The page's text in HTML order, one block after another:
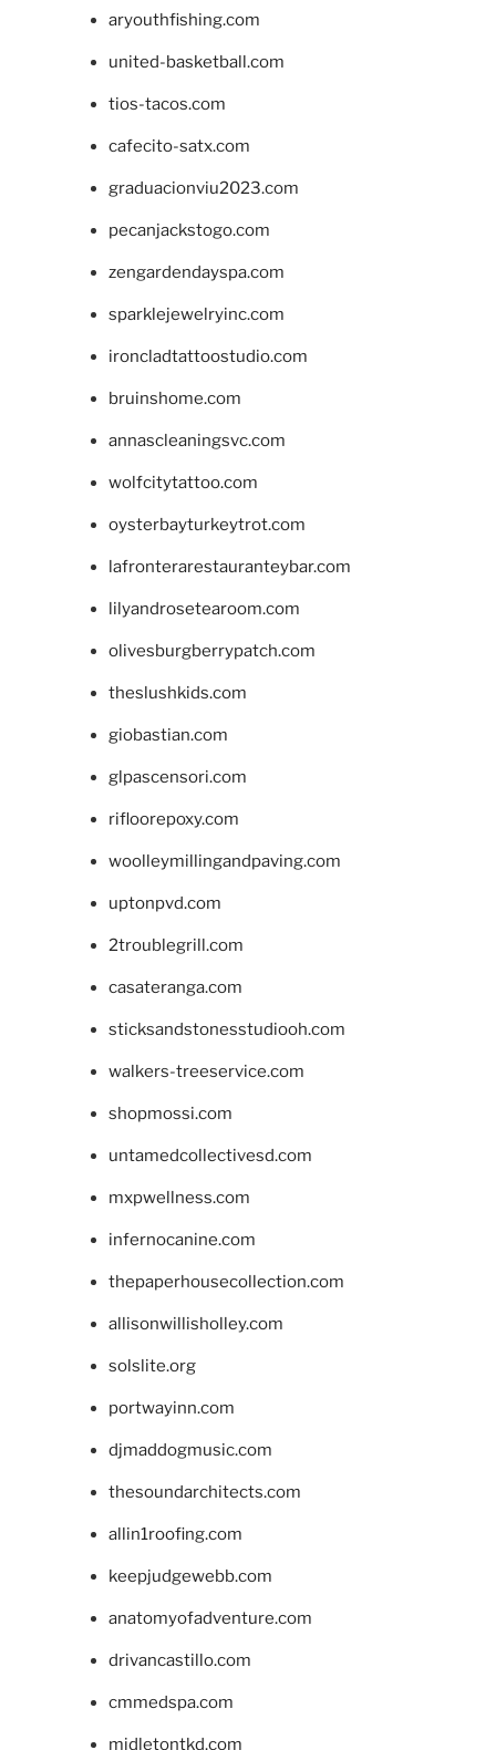
aryouthfishing.com
united-basketball.com
tios-tacos.com
cafecito-satx.com
graduacionviu2023.com
pecanjackstogo.com
zengardendayspa.com
sparklejewelryinc.com
ironcladtattoostudio.com
bruinshome.com
annascleaningsvc.com
wolfcitytattoo.com
oysterbayturkeytrot.com
lafronterarestauranteybar.com
lilyandrosetearoom.com
olivesburgberrypatch.com
theslushkids.com
giobastian.com
glpascensori.com
rifloorepoxy.com
woolleymillingandpaving.com
uptonpvd.com
2troublegrill.com
casateranga.com
sticksandstonesstudiooh.com
walkers-treeservice.com
shopmossi.com
untamedcollectivesd.com
mxpwellness.com
infernocanine.com
thepaperhousecollection.com
allisonwillisholley.com
solslite.org
portwayinn.com
djmaddogmusic.com
thesoundarchitects.com
allin1roofing.com
keepjudgewebb.com
anatomyofadventure.com
drivancastillo.com
cmmedspa.com
midletontkd.com